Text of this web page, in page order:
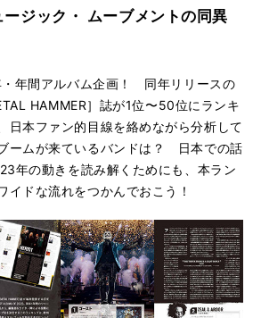
ジック・ ムーブメントの同異
年間アルバム企画！ 同年リリースの
HAMMER］誌が1位〜50位にランキ
日本ファン的目線を絡めながら分析して
ームが来ているバンドは？ 日本での話
年の動きを読み解くためにも、本ラン
イドな流れをつかんでおこう！